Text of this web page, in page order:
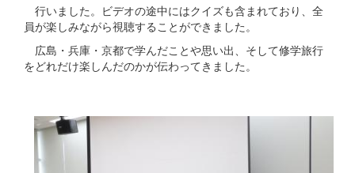
行いました。ビデオの途中にはクイズも含まれており、全
員が楽しみながら視聴することができました。
広島・兵庫・京都で学んだことや思い出、そして修学旅行
をどれだけ楽しんだのかが伝わってきました。